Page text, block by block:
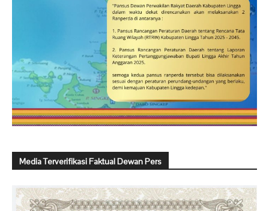
Media Terverifikasi Faktual Dewan Pers